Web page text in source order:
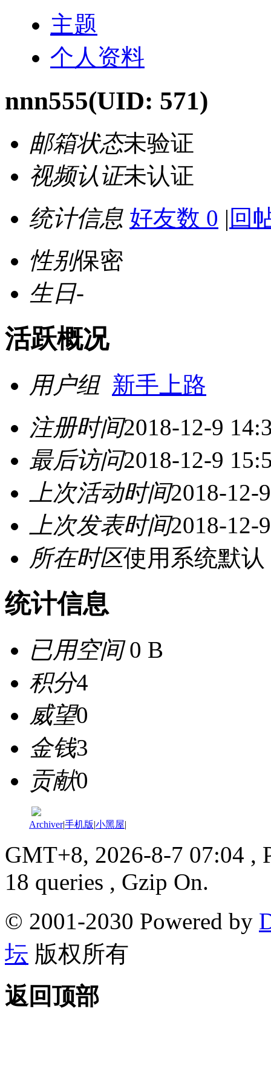
主题
个人资料
nnn555(UID: 571)
邮箱状态未验证
视频认证未认证
统计信息 好友数 0 | 回
性别保密
生日-
活跃概况
用户组 新手上路
注册时间2018-12-9
最后访问2018-12-9
上次活动时间2018-12-
上次发表时间2018-12-
所在时区使用系统默认
统计信息
已用空间0 B
积分4
威望0
金钱3
贡献0
Archiver|手机版|小黑屋|
GMT+8, 2026-8-7 07:04 ,
18 queries , Gzip On.
© 2001-2030 Powered by
坛 版权所有
返回顶部